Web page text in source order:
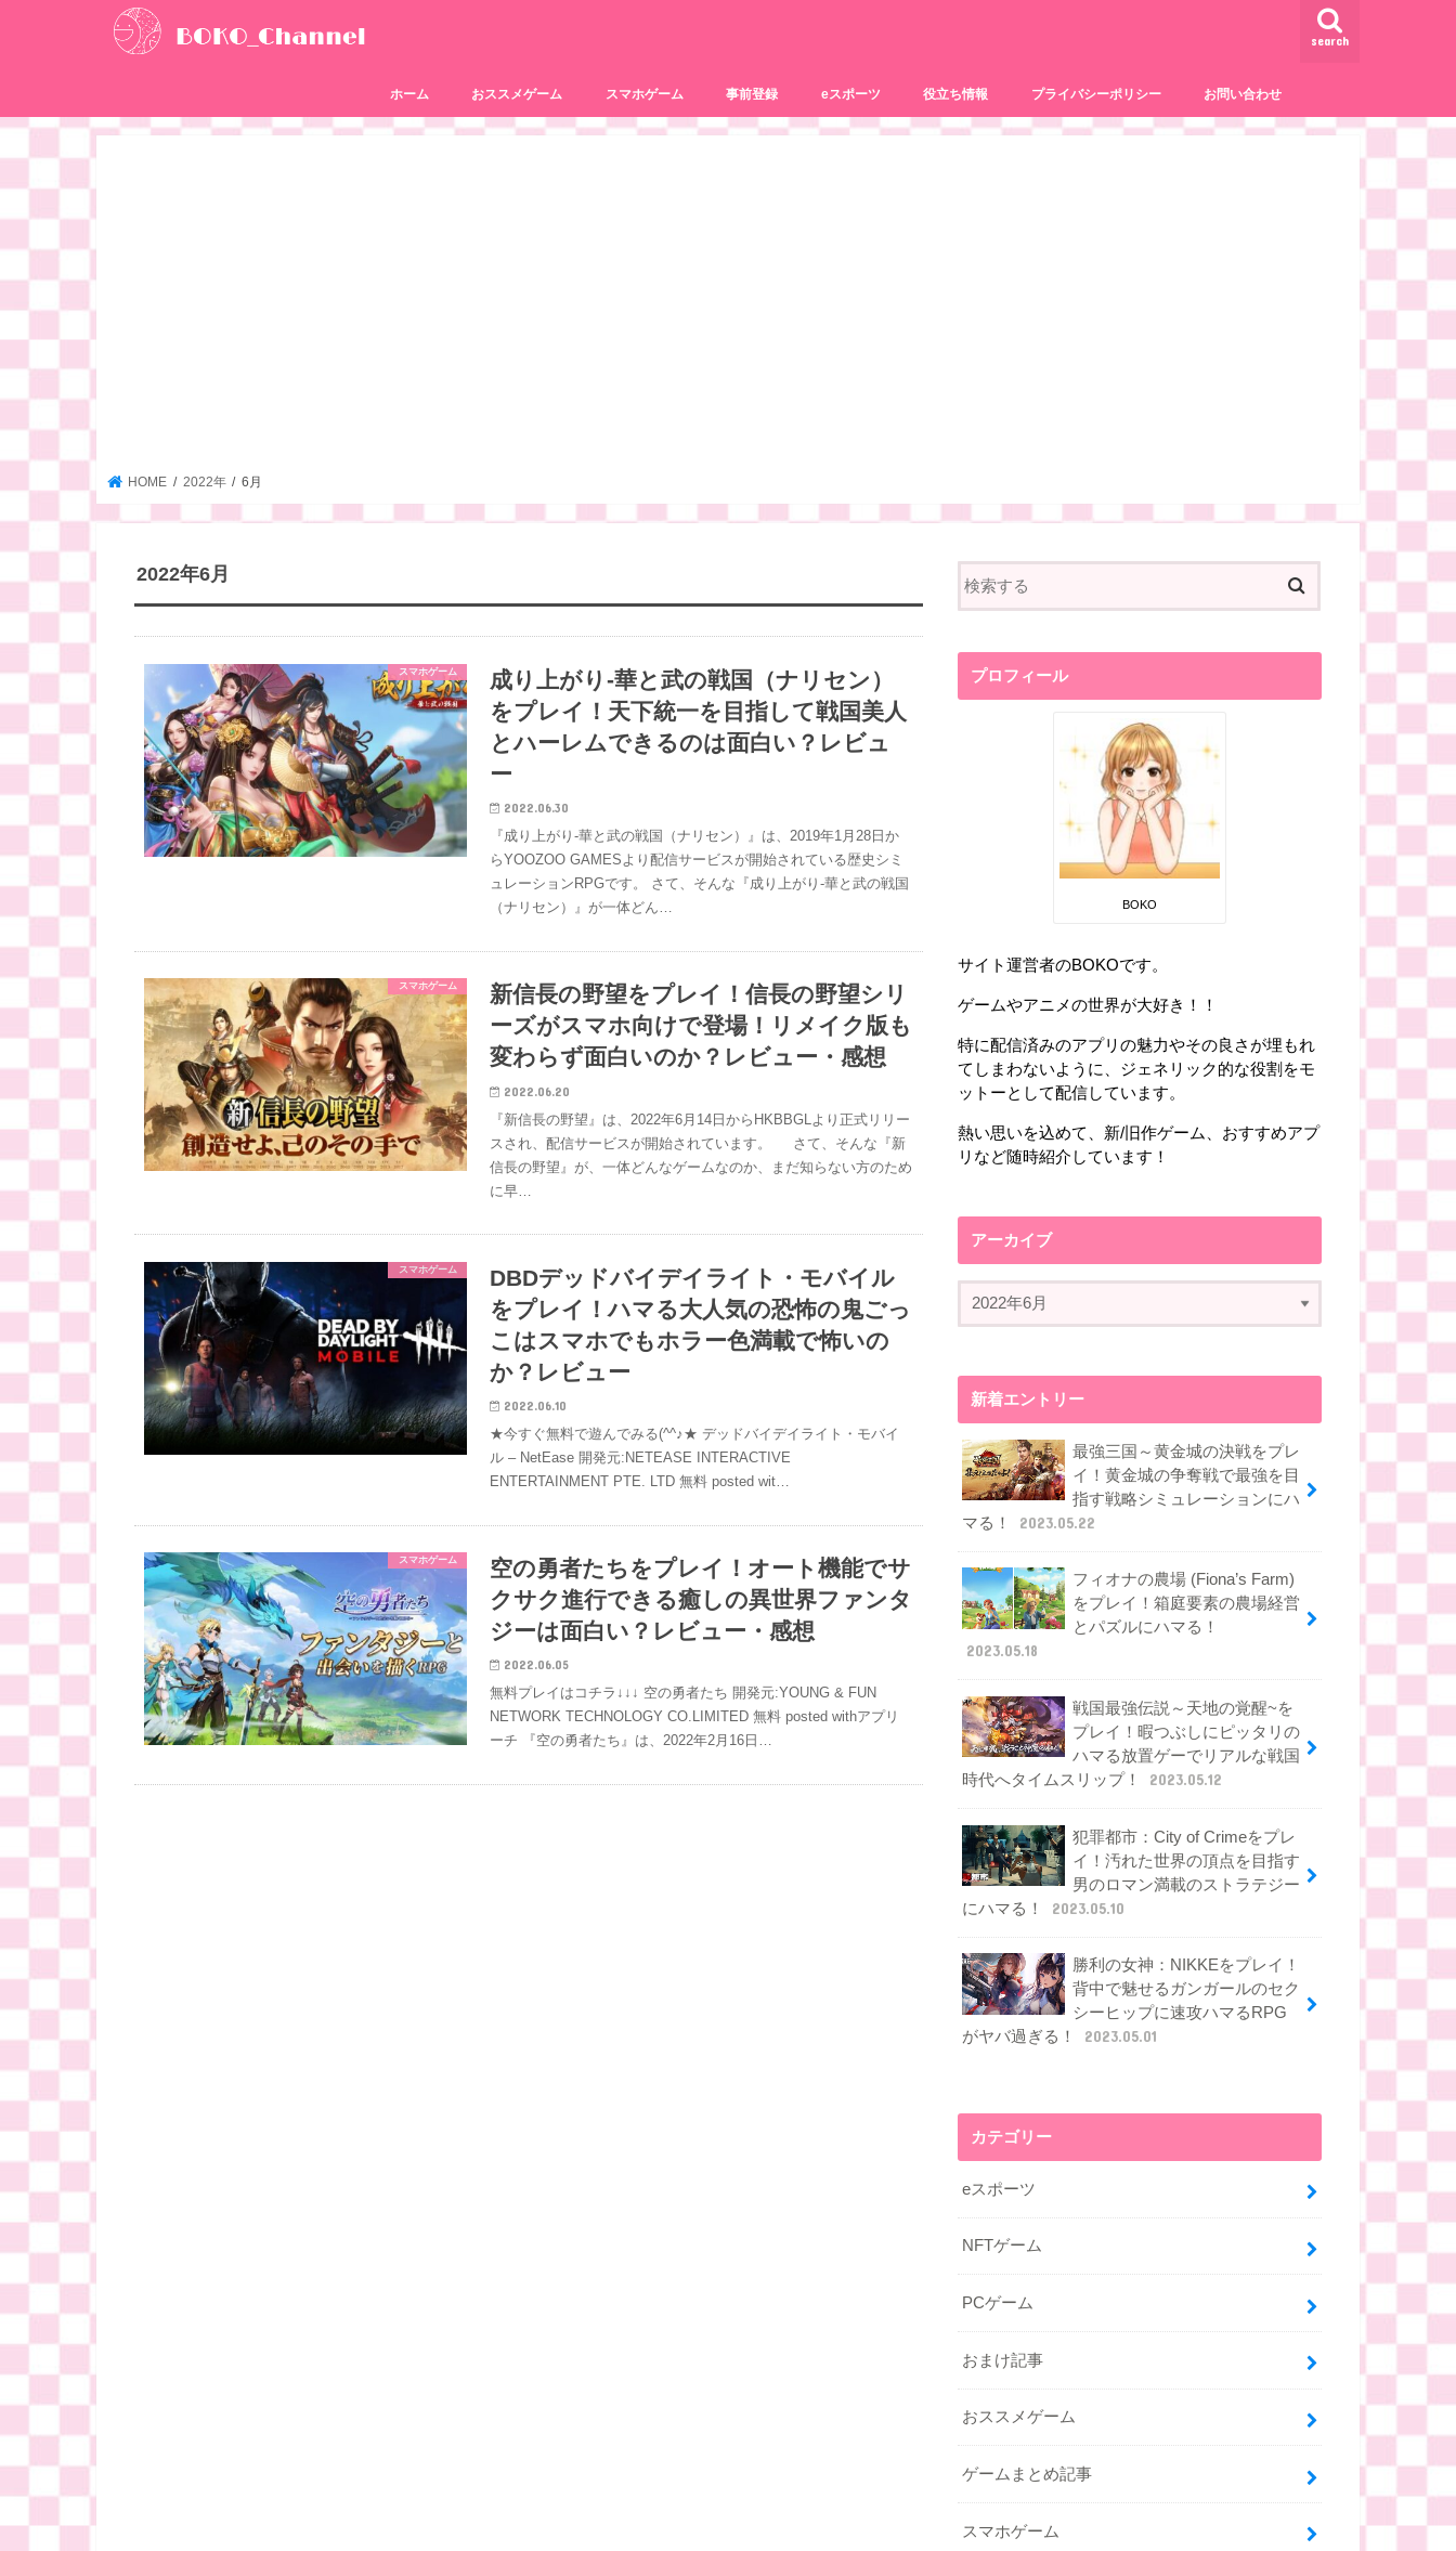
search
ホーム おススメゲーム スマホゲーム
リズムゲーム
パズルゲーム
PCゲーム
ブラウザゲーム
恋愛系
事前登録 eスポーツ 役立ち情報
おまけ記事
動画配信サービス
プライバシーポリシー お問い合わせ
HOME 2022年 6月
2022年6月
スマホゲーム
成り上がり-華と武の戦国（ナリセン）
をプレイ！天下統一を目指して戦国美人
とハーレムできるのは面白い？レビュ
ー
2022.06.30
『成り上がり-華と武の戦国（ナリセン）』は、2019年1月28日か
らYOOZOO GAMESより配信サービスが開始されている歴史シミ
ュレーションRPGです。 さて、そんな『成り上がり-華と武の戦国
（ナリセン）』が一体どん…
スマホゲーム
新信長の野望をプレイ！信長の野望シリ
ーズがスマホ向けで登場！リメイク版も
変わらず面白いのか？レビュー・感想
2022.06.20
『新信長の野望』は、2022年6月14日からHKBBGLより正式リリー
スされ、配信サービスが開始されています。 さて、そんな『新
信長の野望』が、一体どんなゲームなのか、まだ知らない方のため
に早…
スマホゲーム
DBDデッドバイデイライト・モバイル
をプレイ！ハマる大人気の恐怖の鬼ごっ
こはスマホでもホラー色満載で怖いの
か？レビュー
2022.06.10
★今すぐ無料で遊んでみる(^^♪★ デッドバイデイライト・モバイ
ル – NetEase 開発元:NETEASE INTERACTIVE
ENTERTAINMENT PTE. LTD 無料 posted wit…
スマホゲーム
空の勇者たちをプレイ！オート機能でサ
クサク進行できる癒しの異世界ファンタ
ジーは面白い？レビュー・感想
2022.06.05
無料プレイはコチラ↓↓↓ 空の勇者たち 開発元:YOUNG & FUN
NETWORK TECHNOLOGY CO.LIMITED 無料 posted withアプリ
ーチ 『空の勇者たち』は、2022年2月16日…
プロフィール
BOKO
サイト運営者のBOKOです。
ゲームやアニメの世界が大好き！！
特に配信済みのアプリの魅力やその良さが埋もれ
てしまわないように、ジェネリック的な役割をモ
ットーとして配信しています。
熱い思いを込めて、新/旧作ゲーム、おすすめアプ
リなど随時紹介しています！
アーカイブ
新着エントリー
最強三国～黄金城の決戦をプレ
イ！黄金城の争奪戦で最強を目
指す戦略シミュレーションにハ
マる！
2023.05.22
フィオナの農場 (Fiona’s Farm)
をプレイ！箱庭要素の農場経営
とパズルにハマる！
2023.05.18
戦国最強伝説～天地の覚醒~を
プレイ！暇つぶしにピッタリの
ハマる放置ゲーでリアルな戦国
時代へタイムスリップ！
2023.05.12
犯罪都市：City of Crimeをプレ
イ！汚れた世界の頂点を目指す
男のロマン満載のストラテジー
にハマる！
2023.05.10
勝利の女神：NIKKEをプレイ！
背中で魅せるガンガールのセク
シーヒップに速攻ハマるRPG
がヤバ過ぎる！
2023.05.01
カテゴリー
eスポーツ
NFTゲーム
PCゲーム
おまけ記事
おススメゲーム
ゲームまとめ記事
スマホゲーム